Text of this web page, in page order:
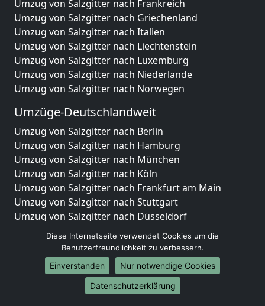
Umzug von Salzgitter nach Frankreich
Umzug von Salzgitter nach Griechenland
Umzug von Salzgitter nach Italien
Umzug von Salzgitter nach Liechtenstein
Umzug von Salzgitter nach Luxemburg
Umzug von Salzgitter nach Niederlande
Umzug von Salzgitter nach Norwegen
Umzüge-Deutschlandweit
Umzug von Salzgitter nach Berlin
Umzug von Salzgitter nach Hamburg
Umzug von Salzgitter nach München
Umzug von Salzgitter nach Köln
Umzug von Salzgitter nach Frankfurt am Main
Umzug von Salzgitter nach Stuttgart
Umzug von Salzgitter nach Düsseldorf
Umzug von Salzgitter nach Leipzig
Umzug von Salzgitter nach Dortmund
Umzug von Salzgitter nach Essen
Umzug von Salzgitter nach Bremen
Umzug von Salzgitter nach Dresden
Diese Internetseite verwendet Cookies um die
Benutzerfreundlichkeit zu verbessern.
Einverstanden
Nur notwendige Cookies
Datenschutzerklärung